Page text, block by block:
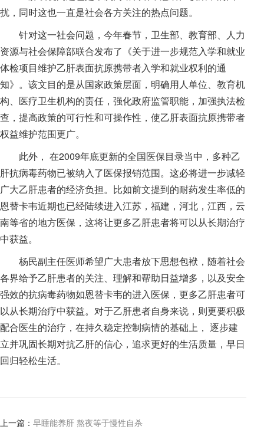
扰，同时这也一直是社会各方关注的热点问题。
针对这一社会问题，今年春节，卫生部、教育部、人力
资源与社会保障部联合发布了《关于进一步规范入学和就业
体检项目维护乙肝表面抗原携带者入学和就业权利的通
知》。该文目的是从国家政策层面，明确用人单位、教育机
构、医疗卫生机构的责任，强化政府监管职能，加强执法检
查，提高政策的可行性和可操作性，使乙肝表面抗原携带者
权益维护范围更广。
此外， 在2009年底更新的全国医保目录当中，多种乙
肝抗病毒药物已被纳入了医保报销范围。这必将进一步减轻
广大乙肝患者的经济负担。比如前文提到的耐药发生率低的
恩替卡韦近期也已经陆续进入江苏，福建，河北，江西，云
南等省的地方医保，这将让更多乙肝患者将可以从长期治疗
中获益。
杨民副主任医师希望广大患者放下思想包袱，随着社会
各界给予乙肝患者的关注、理解和帮助日益增多，以及安全
强效的抗病毒药物如恩替卡韦的进入医保，更多乙肝患者可
以从长期治疗中获益。对于乙肝患者自身来说，则更要积极
配合医生的治疗，在持久稳定控制病情的基础上， 逐步建
立并巩固长期对抗乙肝的信心，追求更好的生活质量，早日
回归轻松生活。
上一篇： 早睡能养肝 熬夜等于慢性自杀